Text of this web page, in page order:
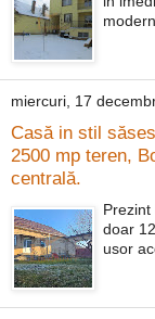
miercuri, 17
Casă in stil
2500 mp teren,
centrală.
doar
usor